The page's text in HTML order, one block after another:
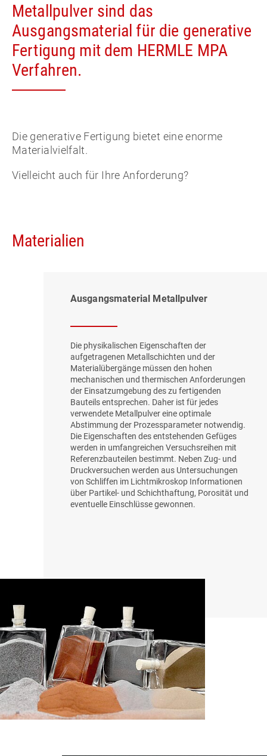
Metallpulver sind das
Ausgangsmaterial für die generative
Fertigung mit dem HERMLE MPA
Verfahren.
Die generative Fertigung bietet eine enorme
Materialvielfalt.
Vielleicht auch für Ihre Anforderung?
Materialien
Ausgangsmaterial Metallpulver
Die physikalischen Eigenschaften der
aufgetragenen Metallschichten und der
Materialübergänge müssen den hohen
mechanischen und thermischen Anforderungen
der Einsatzumgebung des zu fertigenden
Bauteils entsprechen. Daher ist für jedes
verwendete Metallpulver eine optimale
Abstimmung der Prozessparameter notwendig.
Die Eigenschaften des entstehenden Gefüges
werden in umfangreichen Versuchsreihen mit
Referenzbauteilen bestimmt. Neben Zug- und
Druckversuchen werden aus Untersuchungen
von Schliffen im Lichtmikroskop Informationen
über Partikel- und Schichthaftung, Porosität und
eventuelle Einschlüsse gewonnen.